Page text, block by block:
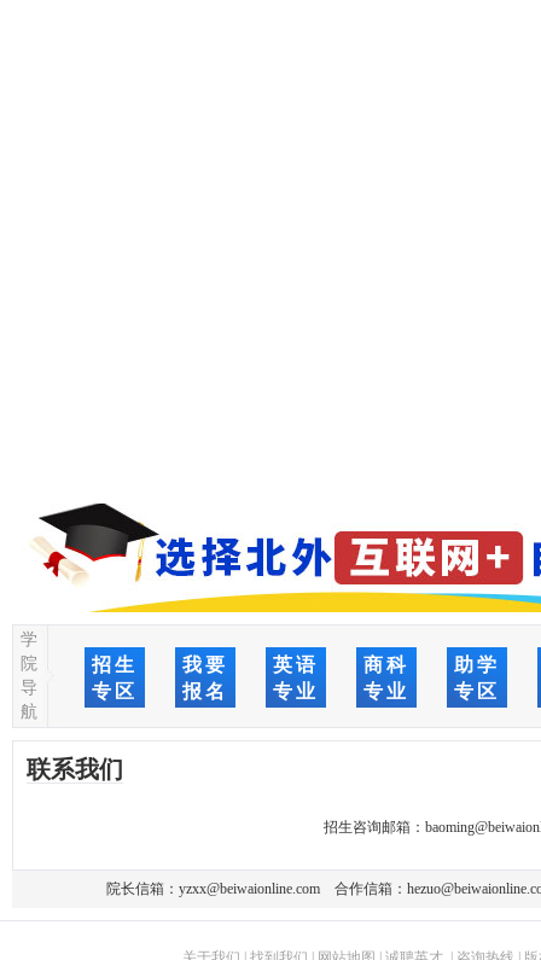
学
院
导
航
招生
专区
我要
报名
英语
专业
商科
专业
助学
专区
联系我们
招生咨询邮箱：
院长信箱： yzxx@beiwaionline.com 合作信箱：